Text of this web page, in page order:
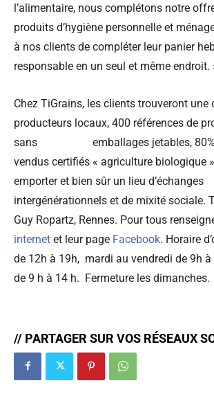
l’alimentaire, nous complétons notre
produits d’hygiène personnelle et
à nos clients de compléter leur panier
responsable en un seul et même endroit.
Chez TiGrains, les clients trouveront une
producteurs locaux, 400 références de
sans emballages jetables, 80%
vendus certifiés « agriculture biologique
emporter et bien sûr un lieu d’échanges
intergénérationnels et de mixité sociale.
Guy Ropartz, Rennes. Pour tous
internet et leur page Facebook. Horaire
de 12h à 19h, mardi au vendredi de 9h
de 9 h à 14 h. Fermeture les dimanches.
// PARTAGER SUR VOS RÉSEAUX